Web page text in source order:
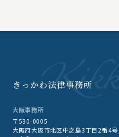
きっかわ法律事務所
大阪事務所
〒530-0005
大阪府大阪市北区中之島3丁目2番4号